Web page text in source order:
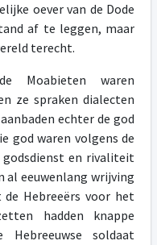
oever van de Dode
af te leggen, maar
terecht.
Moabieten waren
ze spraken dialecten
echter de god
god waren volgens de
godsdienst en rivaliteit
al eeuwenlang wrijving
de Hebreeërs voor het
hadden knappe
Hebreeuwse soldaat